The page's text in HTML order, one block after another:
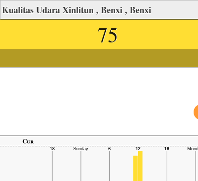
Kualitas Udara Xinlitun , Benxi , Benxi
75
Cur